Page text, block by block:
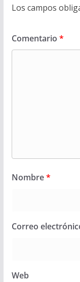
Los campos
Comentario *
Nombre*
Correo
Web